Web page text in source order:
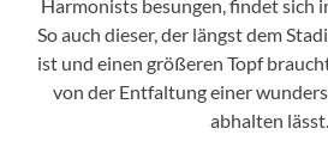
Harmonists besungen, findet sich
So auch dieser, der längst dem
ist und einen größeren Topf
von der Entfaltung einer
abhalten lässt.